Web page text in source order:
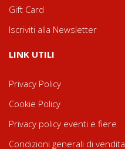
Gift Card
Iscriviti alla Newsletter
LINK UTILI
Privacy Policy
Cookie Policy
Privacy policy eventi e fiere
Condizioni generali di vendita